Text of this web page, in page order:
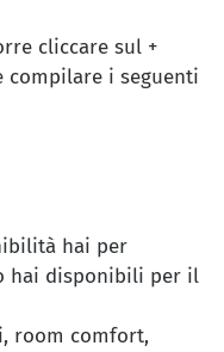
cliccare sul +
compilare i seguenti
hai per
hai disponibili per il
room comfort,